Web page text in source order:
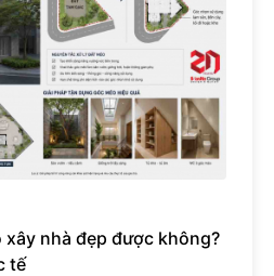
nhà đẹp được không?
tế